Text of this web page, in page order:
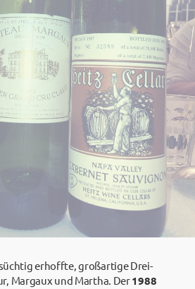
erhoffte, großartige Drei-
Margaux und Martha. Der1988